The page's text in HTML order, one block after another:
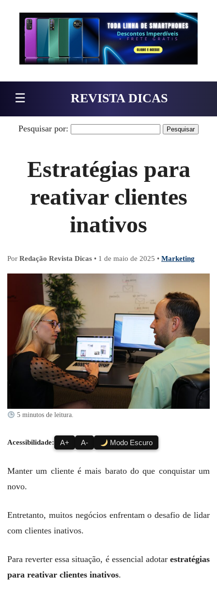
Pular para o conteúdo
☰ REVISTA DICAS
Pesquisar por:
Estratégias para
reativar clientes
inativos
Por Redação Revista Dicas • 1 de maio de 2025 • Marketing
5 minutos de leitura.
Acessibilidade: A+ A- Modo Escuro
Manter um cliente é mais barato do que conquistar um
novo.
Entretanto, muitos negócios enfrentam o desafio de lidar
com clientes inativos.
Para reverter essa situação, é essencial adotar estratégias
para reativar clientes inativos.